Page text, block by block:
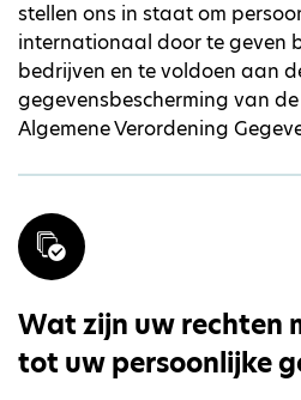
stellen ons in staat om
internationaal door te geven
bedrijven en te voldoen aan
gegevensbescherming van
Algemene Verordening
Wat zijn uw rechten
tot uw persoonlijke